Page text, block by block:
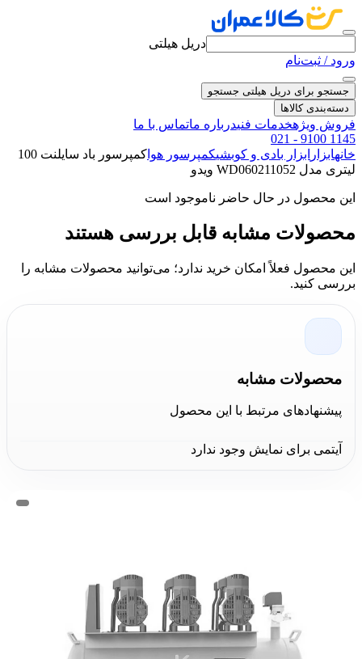
دریل هیلتی
ورود / ثبت‌نام
جستجو برای دریل هیلتی جستجو
دسته‌بندی کالاها
فروش ویژهخدمات فنیدرباره ماتماس با ما
021 - 9100 1145
خانهابزار ابزار بادی و کوبشیکمپرسور هوا
کمپرسور باد سایلنت 100
لیتری مدل WD060211052 ویدو
این محصول در حال حاضر ناموجود است
محصولات مشابه قابل بررسی هستند
این محصول فعلاً امکان خرید ندارد؛ می‌توانید محصولات مشابه را
بررسی کنید.
محصولات مشابه
پیشنهادهای مرتبط با این محصول
آیتمی برای نمایش وجود ندارد